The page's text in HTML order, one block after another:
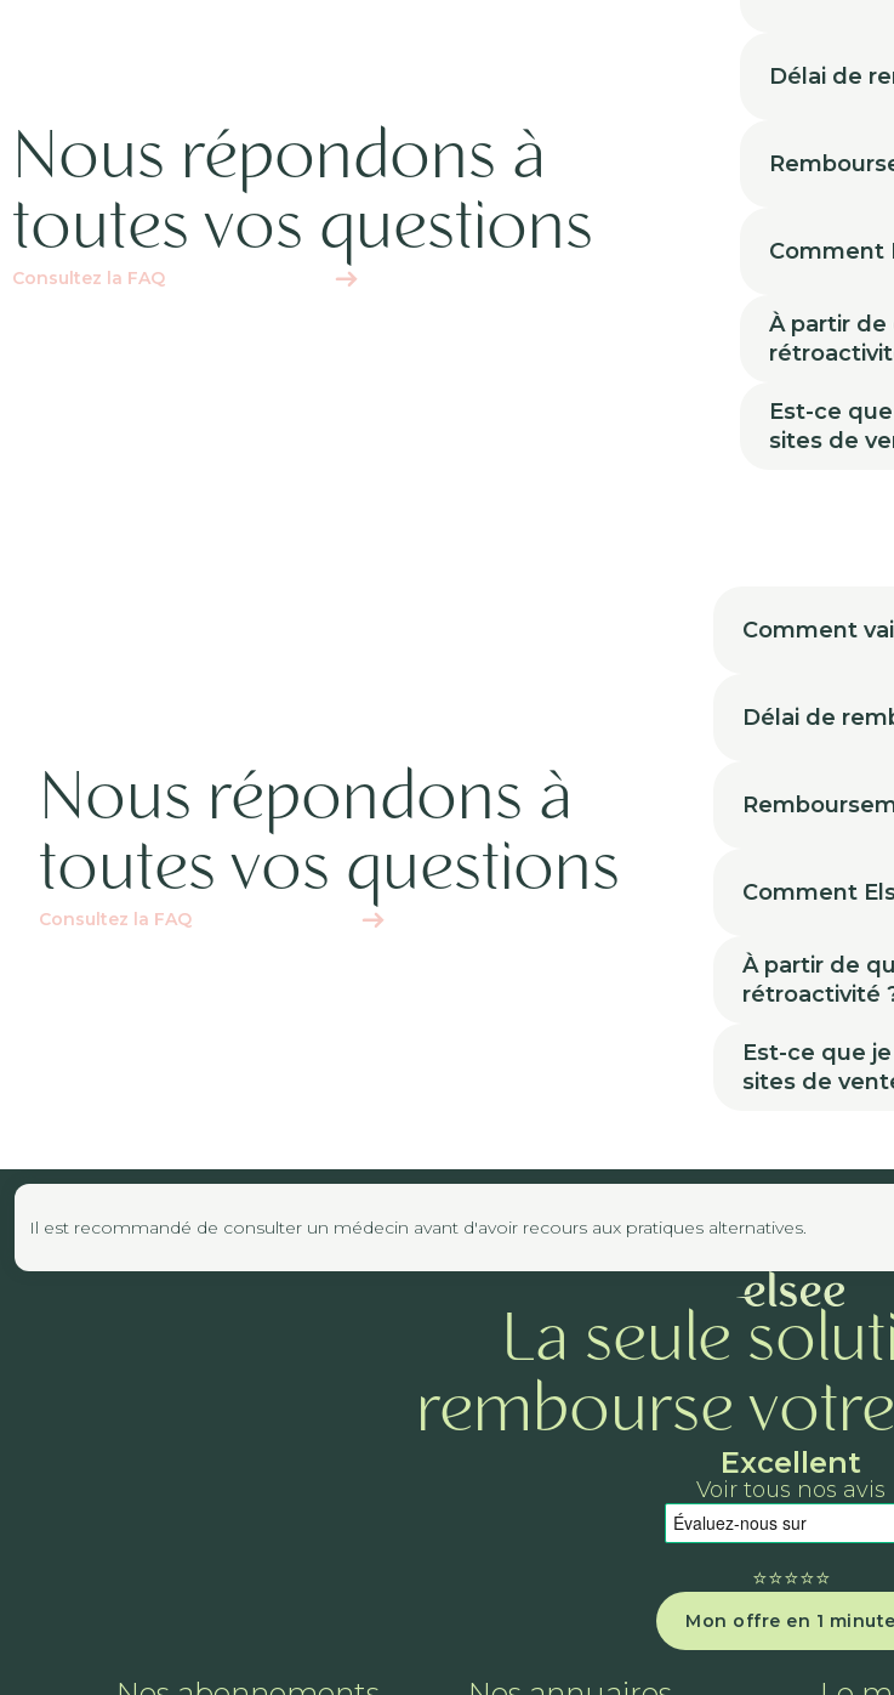
Nous répondons à
toutes vos questions
Consultez la FAQ
Délai de
Comment
À partir
Est-ce
sites de
Nous répondons à
toutes vos questions
Consultez la FAQ
Comment
Délai de
Comment
À partir de
rétroactivité
Est-ce que
sites de
Il est recommandé de consulter un médecin avant d'avoir recours aux pratiques alternatives.
La seule
rembourse
Excellent
Voir tous nos avis
⭐️⭐️⭐️⭐️⭐️
Mon offre en 1 minute